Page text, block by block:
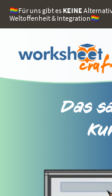
🏳️‍🌈Für uns gibt es KEINE
Weltoffenheit & Integration🏳️‍🌈
Das